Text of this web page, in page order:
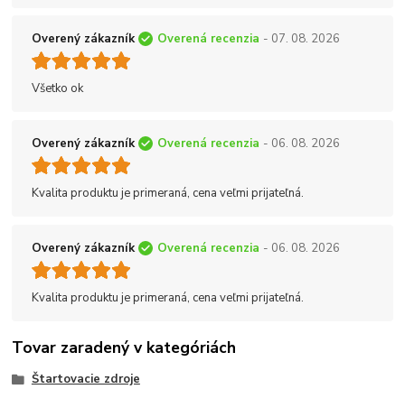
Overený zákazník Overená recenzia - 07. 08. 2026
Všetko ok
Overený zákazník Overená recenzia - 06. 08. 2026
Kvalita produktu je primeraná, cena veľmi prijateľná.
Overený zákazník Overená recenzia - 06. 08. 2026
Kvalita produktu je primeraná, cena veľmi prijateľná.
Tovar zaradený v kategóriách
Štartovacie zdroje